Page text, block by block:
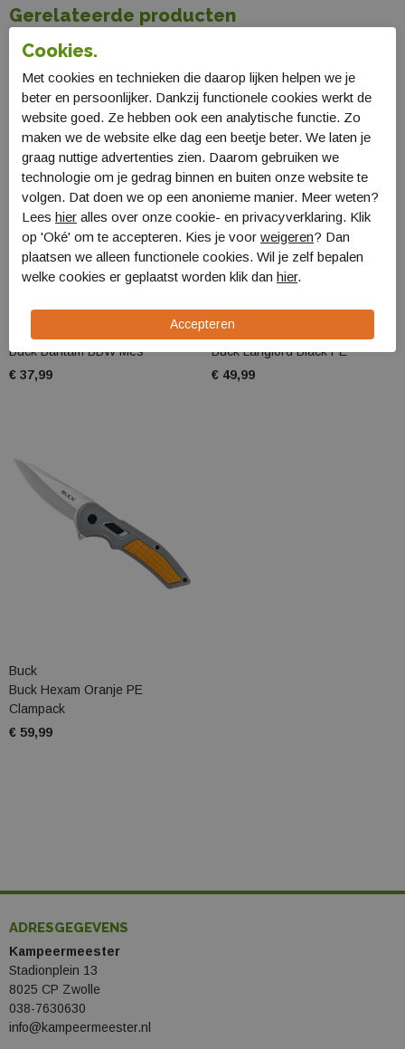
Gerelateerde producten
Buck Bantam BBW Mes
€ 37,99
Buck
Buck Langford Black PE
€ 49,99
Buck
Buck Hexam Oranje PE
Clampack
€ 59,99
ADRESGEGEVENS
Kampeermeester
Stadionplein 13
8025 CP Zwolle
038-7630630
info@kampeermeester.nl
Cookies.
Met cookies en technieken die daarop lijken helpen we je
beter en persoonlijker. Dankzij functionele cookies werkt de
website goed. Ze hebben ook een analytische functie. Zo
maken we de website elke dag een beetje beter. We laten je
graag nuttige advertenties zien. Daarom gebruiken we
technologie om je gedrag binnen en buiten onze website te
volgen. Dat doen we op een anonieme manier. Meer weten?
Lees hier alles over onze cookie- en privacyverklaring. Klik
op 'Oké' om te accepteren. Kies je voor weigeren? Dan
plaatsen we alleen functionele cookies. Wil je zelf bepalen
welke cookies er geplaatst worden klik dan hier.